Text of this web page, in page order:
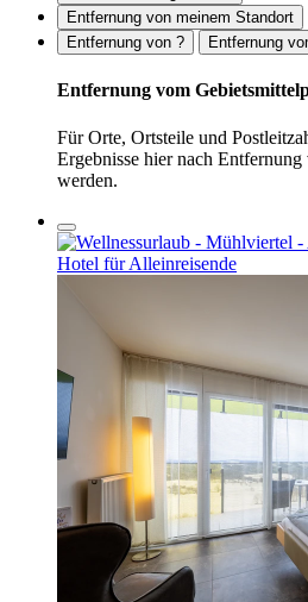
Entfernung von meinem Standort
Entfernung von ?
Entfernung
Entfernung vom
Für Orte, Ortsteile und
Ergebnisse hier nach
werden.